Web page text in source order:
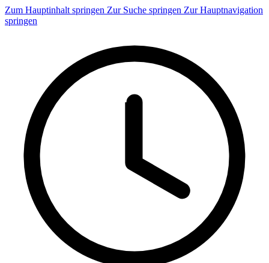
Zum Hauptinhalt springen Zur Suche springen Zur Hauptnavigation
springen